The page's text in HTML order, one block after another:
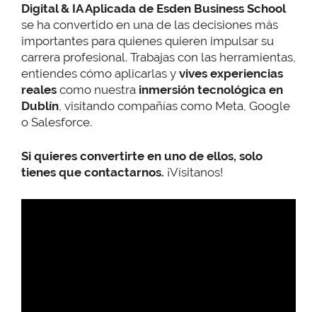
Digital & IA Aplicada de Esden Business School
se ha convertido en una de las decisiones más
importantes para quienes quieren impulsar su
carrera profesional. Trabajas con las herramientas,
entiendes cómo aplicarlas y vives experiencias
reales como nuestra inmersión tecnológica en
Dublín , visitando compañías como Meta, Google
o Salesforce.
Si quieres convertirte en uno de ellos, solo
tienes que contactarnos. ¡Vísitanos!